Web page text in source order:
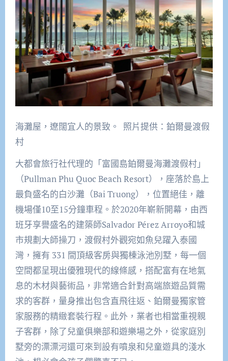
海灘屋，遼闊宜人的景致。 照片提供：鉑爾曼渡假
村
大都會旅行社代理的「富國島鉑爾曼海灘渡假村」
（Pullman Phu Quoc Beach Resort），座落於島上
最負盛名的白沙灘（Bai Truong），位置絕佳，離
機場僅10至15分鐘車程。於2020年嶄新開幕，由西
班牙享譽盛名的建築師Salvador Pérez Arroyo和城
市規劃大師操刀，渡假村外觀宛如魚兒躍入泰國
灣，擁有 331 間頂級客房與獨棟泳池別墅，每一個
空間都呈現出優雅現代的線條感，搭配富有在地氣
息的木材與藝術品，非常適合針對高端旅遊品質需
求的客群，量身推出包含直飛往返、鉑爾曼獨家管
家服務的精緻套裝行程。此外，業者也相當重視親
子客群，除了兒童俱樂部和遊樂場之外，從家庭別
墅旁的漂漂河還可來到設有噴泉和兒童遊具的淺水